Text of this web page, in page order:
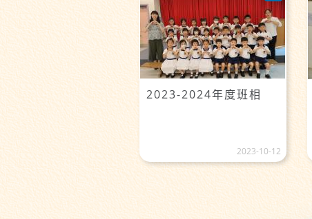
2023-2024年度班相
2023-10-12